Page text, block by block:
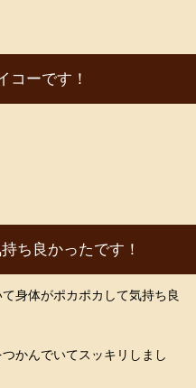
コーです！
ち良かったです！
身体がポカポカして気持ち良
かんでいてスッキリしまし